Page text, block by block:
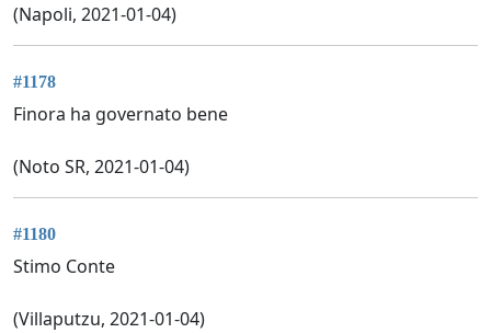
(Napoli, 2021-01-04)
#1178
Finora ha governato bene
(Noto SR, 2021-01-04)
#1180
Stimo Conte
(Villaputzu, 2021-01-04)